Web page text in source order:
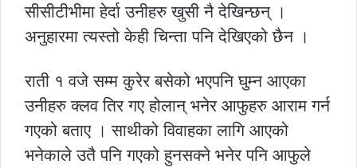
सीसीटीभीमा हेर्दा उनीहरु खुसी नै देखिन्छन् ।
अनुहारमा त्यस्तो केही चिन्ता पनि देखिएको छैन ।
राती १ वजे सम्म कुरेर बसेको भएपनि घुम्न आएका
उनीहरु क्लव तिर गए होलान् भनेर आफुहरु आराम गर्न
गएको बताए । साथीको विवाहका लागि आएको
भनेकाले उतै पनि गएको हुनसक्ने भनेर पनि आफुले